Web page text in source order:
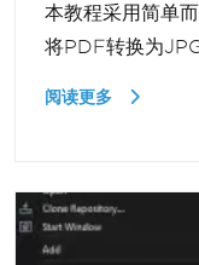
本教程采用简单
将PDF转换为
阅读更多